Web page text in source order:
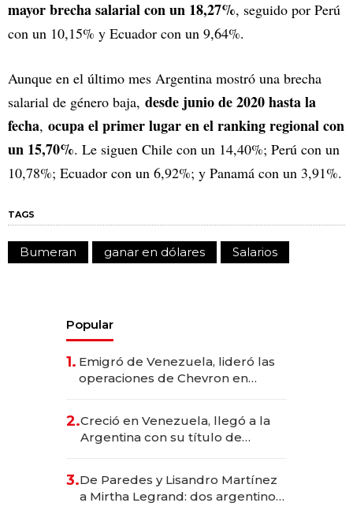
mayor brecha salarial con un 18,27%, seguido por Perú
con un 10,15% y Ecuador con un 9,64%.
Aunque en el último mes Argentina mostró una brecha
salarial de género baja, desde junio de 2020 hasta la
fecha, ocupa el primer lugar en el ranking regional con
un 15,70%. Le siguen Chile con un 14,40%; Perú con un
10,78%; Ecuador con un 6,92%; y Panamá con un 3,91%.
TAGS
Bumeran ganar en dólares Salarios
Popular
1. Emigró de Venezuela, lideró las
operaciones de Chevron en
2.Creció en Venezuela, llegó a la
Argentina con su título de
las marcas "fast premium"
3.De Paredes y Lisandro Martínez
a Mirtha Legrand: dos argentinos